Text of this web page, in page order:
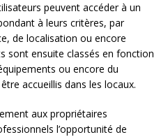
peuvent accéder à un
à leurs critères, par
de localisation ou encore
sont ensuite classés en fonction
ou encore du
accueillis dans les locaux.
aux propriétaires
l’opportunité de